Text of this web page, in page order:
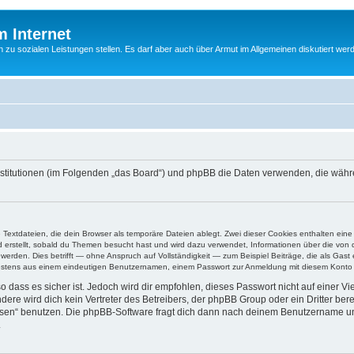
Internet
zu sozialen Leistungen stellen. Es darf aber auch über Armut im Allgemeinen diskutiert
(im Folgenden „das Board“) und phpBB die Daten verwenden, die
die dein Browser als temporäre Dateien ablegt. Zwei dieser Cookies enthalten
sobald du Themen besucht hast und wird dazu verwendet, Informationen über die
Dies betrifft — ohne Anspruch auf Vollständigkeit — zum Beispiel Beiträge, die als
aus einem eindeutigen Benutzernamen, einem Passwort zur Anmeldung mit diesem
es sicher ist. Jedoch wird dir empfohlen, dieses Passwort nicht auf einer
wird dich kein Vertreter des Betreibers, der phpBB Group oder ein Dritter
benutzen. Die phpBB-Software fragt dich dann nach deinem